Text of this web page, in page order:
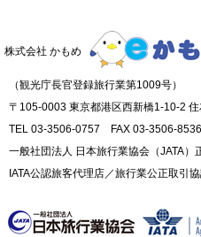
株式会社 かもめ
（観光庁長官登録旅行業第1009号）
〒105-0003 東京都港区西新橋1-10-2
TEL 03-3506-0757 FAX 03-3506-8536
一般社団法人 日本旅行業協会（JATA）
IATA公認旅客代理店／旅行業公正取引